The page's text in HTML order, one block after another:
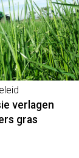
verlagen
gras